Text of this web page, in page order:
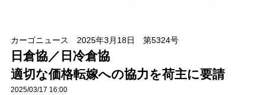
オ
ン
カーゴニュース 2025年3月18日 第5324号
日倉協／日冷倉協
適切な価格転嫁への協力を荷主に要請
2025/03/17 16:00